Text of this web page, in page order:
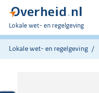
U
bent
hier:
Lokale wet- en regelgeving
Lokale wet- en regelgeving